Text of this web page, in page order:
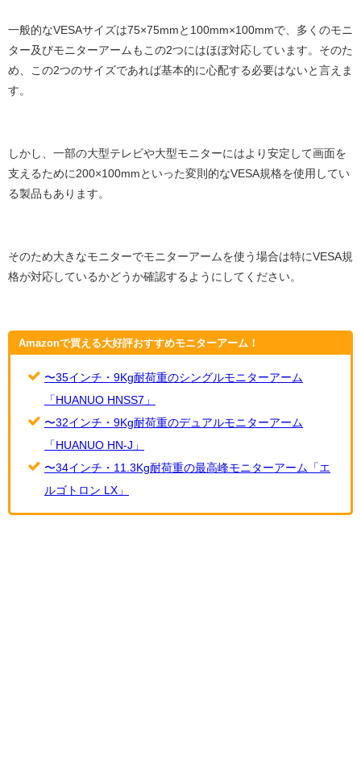
一般的なVESAサイズは75×75mmと100mm×100mmで、多くのモニ
ター及びモニターアームもこの2つにはほぼ対応しています。そのた
め、この2つのサイズであれば基本的に心配する必要はないと言えま
す。
しかし、一部の大型テレビや大型モニターにはより安定して画面を
支えるために200×100mmといった変則的なVESA規格を使用してい
る製品もあります。
そのため大きなモニターでモニターアームを使う場合は特にVESA規
格が対応しているかどうか確認するようにしてください。
Amazonで買える大好評おすすめモニターアーム！
〜35インチ・9Kg耐荷重のシングルモニターアーム
「HUANUO HNSS7」
〜32インチ・9Kg耐荷重のデュアルモニターアーム
「HUANUO HN-J」
〜34インチ・11.3Kg耐荷重の最高峰モニターアーム「エ
ルゴトロン LX」